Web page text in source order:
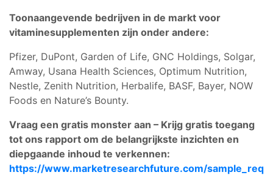
Toonaangevende bedrijven in de markt voor
vitaminesupplementen zijn onder andere:
Pfizer, DuPont, Garden of Life, GNC Holdings, Solgar,
Amway, Usana Health Sciences, Optimum Nutrition,
Nestle, Zenith Nutrition, Herbalife, BASF, Bayer, NOW
Foods en Nature’s Bounty.
Vraag een gratis monster aan – Krijg gratis toegang
tot ons rapport om de belangrijkste inzichten en
diepgaande inhoud te verkennen:
https://www.marketresearchfuture.com/sample_req